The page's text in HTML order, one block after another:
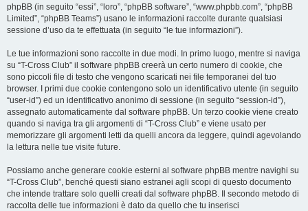
phpBB (in seguito “essi”, “loro”, “phpBB software”, “www.phpbb.com”, “phpBB
Limited”, “phpBB Teams”) usano le informazioni raccolte durante qualsiasi
sessione d’uso da te effettuata (in seguito “le tue informazioni”).
Le tue informazioni sono raccolte in due modi. In primo luogo, mentre si naviga
su “T-Cross Club” il software phpBB creerà un certo numero di cookie, che
sono piccoli file di testo che vengono scaricati nei file temporanei del tuo
browser. I primi due cookie contengono solo un identificativo utente (in seguito
“user-id”) ed un identificativo anonimo di sessione (in seguito “session-id”),
assegnato automaticamente dal software phpBB. Un terzo cookie viene creato
quando si naviga tra gli argomenti di “T-Cross Club” e viene usato per
memorizzare gli argomenti letti da quelli ancora da leggere, quindi agevolando
la lettura nelle tue visite future.
Possiamo anche generare cookie esterni al software phpBB mentre navighi su
“T-Cross Club”, benché questi siano estranei agli scopi di questo documento
che intende trattare solo quelli creati dal software phpBB. Il secondo metodo di
raccolta delle tue informazioni è dato da quello che tu inserisci